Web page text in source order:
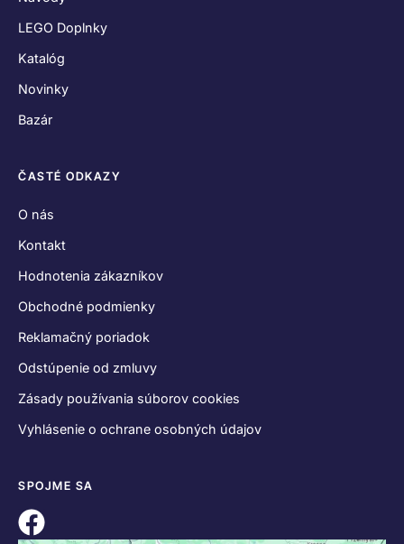
LEGO Doplnky
Katalóg
Novinky
Bazár
ČASTÉ ODKAZY
O nás
Kontakt
Hodnotenia zákazníkov
Obchodné podmienky
Reklamačný poriadok
Odstúpenie od zmluvy
Zásady používania súborov cookies
Vyhlásenie o ochrane osobných údajov
SPOJME SA